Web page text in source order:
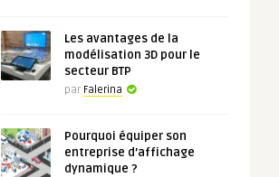
Les avantages de la
modélisation 3D pour le
secteur BTP
par Falerina
Pourquoi équiper son
entreprise d’affichage
dynamique ?